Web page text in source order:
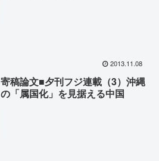
2013.11.08
寄稿論文■夕刊フジ連載（3）沖縄
の「属国化」を見据える中国